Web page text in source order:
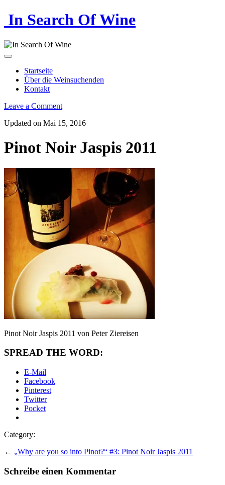
In Search Of Wine
Startseite
Über die Weinsuchenden
Kontakt
Leave a Comment
Updated on Mai 15, 2016
Pinot Noir Jaspis 2011
Pinot Noir Jaspis 2011 von Peter Ziereisen
SPREAD THE WORD:
E-Mail
Facebook
Pinterest
Twitter
Pocket
Category:
← „Why are you so into Pinot?“ #3: Pinot Noir Jaspis 2011
Schreibe einen Kommentar